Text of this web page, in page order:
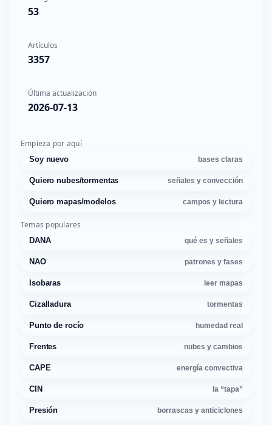
53
Artículos
3357
Última actualización
2026-07-13
Empieza por aquí
Soy nuevo bases claras
Quiero nubes/tormentas señales y convección
Quiero mapas/modelos campos y lectura
Temas populares
DANA qué es y señales
NAO patrones y fases
Isobaras leer mapas
Cizalladura tormentas
Punto de rocío humedad real
Frentes nubes y cambios
CAPE energía convectiva
CIN la “tapa”
Presión borrascas y anticiclones